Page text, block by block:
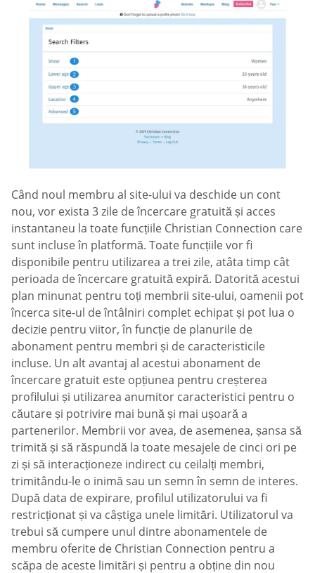
Când noul membru al site-ului va deschide un cont
nou, vor exista 3 zile de încercare gratuită și acces
instantaneu la toate funcțiile Christian Connection care
sunt incluse în platformă. Toate funcțiile vor fi
disponibile pentru utilizarea a trei zile, atâta timp cât
perioada de încercare gratuită expiră. Datorită acestui
plan minunat pentru toți membrii site-ului, oamenii pot
încerca site-ul de întâlniri complet echipat și pot lua o
decizie pentru viitor, în funcție de planurile de
abonament pentru membri și de caracteristicile
incluse. Un alt avantaj al acestui abonament de
încercare gratuit este opțiunea pentru creșterea
profilului și utilizarea anumitor caracteristici pentru o
căutare și potrivire mai bună și mai ușoară a
partenerilor. Membrii vor avea, de asemenea, șansa să
trimită și să răspundă la toate mesajele de cinci ori pe
zi și să interacționeze indirect cu ceilalți membri,
trimitându-le o inimă sau un semn în semn de interes.
După data de expirare, profilul utilizatorului va fi
restricționat și va câștiga unele limitări. Utilizatorul va
trebui să cumpere unul dintre abonamentele de
membru oferite de Christian Connection pentru a
scăpa de aceste limitări și pentru a obține din nou